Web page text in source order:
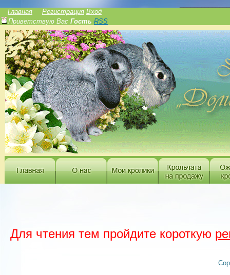
Главная
Регистрация Вход
Приветствую Вас Гость RSS
Для чтения тем пройдите короткую